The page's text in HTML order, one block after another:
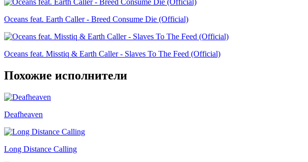
Oceans feat. Earth Caller - Breed Consume Die (Official)
Oceans feat. Misstiq & Earth Caller - Slaves To The Feed (Official)
Похожие исполнители
Deafheaven
Long Distance Calling